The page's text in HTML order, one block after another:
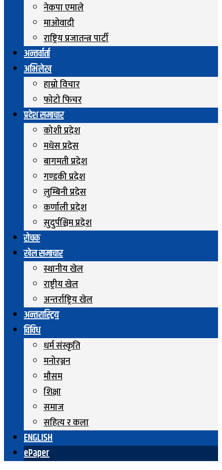
नेकपा एमाले
माओवादी
राष्ट्रिय प्रजातन्त्र पार्टी
अन्तर्वार्ता
अभिलेख
हाम्रो विचार
फोटो फिचर
प्रदेश समाचार
कोशी प्रदेश
मधेस प्रदेस
बागमती प्रदेश
गण्डकी प्रदेश
लुम्बिनी प्रदेस
कर्णाली प्रदेश
सुदुर्पश्चिम प्रदेश
रोचक
खेल समाचार
स्थानीय खेल
राष्ट्रीय खेल
अन्तर्राष्ट्रिय खेल
अन्तरास्ट्रिय
विविध
धर्म संस्कृति
मनोरञ्जन
माैसम
शिक्षा
समाज
सहित्य र कला
ENGLISH
ePaper